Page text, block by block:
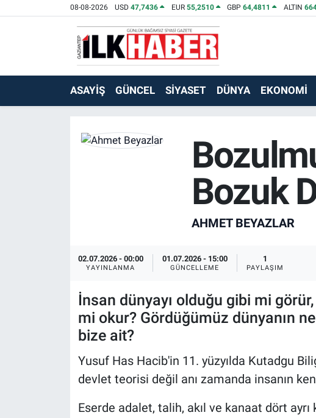
08-08-2026 USD47,7436 EUR 55,2510 GBP64,4811 ALTIN
ASAYİŞ GÜNCEL SİYASET DÜNYA EKONOMİ
Bozuk
AHMET BEYAZLAR
02.07.2026 - 00:00
YAYINLANMA
01.07.2026 - 15:00
GÜNCELLEME
1
PAYLAŞIM
İnsan dünyayı olduğu gibi mi
mi okur? Gördüğümüz dünyanın ne
bize ait?
Yusuf Has Hacib'in 11. yüzyılda Kutadgu
devlet teorisi değil anı zamanda insanın
Eserde adalet, talih, akıl ve kanaat dört
EKONOMİ
SİYASET
SAĞLIK
KÜLTÜR - SANAT
Beyoğlu Hava Durumu
Beyoğlu Trafik Yoğunluk Haritası
Süper Lig Puan Durumu ve Fikstür
Tüm Manşetler